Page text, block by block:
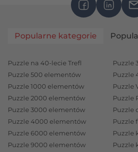
puzzle 2w1 dla dzieci ,
ale przede wszystkim doskonałe
Każdy z tych zestawów oferuje
która stymuluje wyobraźnię i
umiejętności logicznych.
spędzenia wspólnego czasu, ale
naukę przez zabawę – wspólne
dzieci i dorosłych to
Popularne kategorie
Puzzle na 40-lecie Trefl
Puzzle 500 elementów
Puzzle 1000 elementów
Puzzle 2000 elementów
Puzzle 3000 elementów
Puzzle 4000 elementów
Puzzle 6000 elementów
Puzzle 9000 elementów
Puzzle
Puzzle
Puzzle
Puzzle
Puzzle
Puzzle
Puzzle
Puzzle